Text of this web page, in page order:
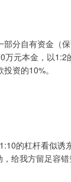
分自有资金（
元本金，以
资的10%。
的杠杆看似
给我方留足容